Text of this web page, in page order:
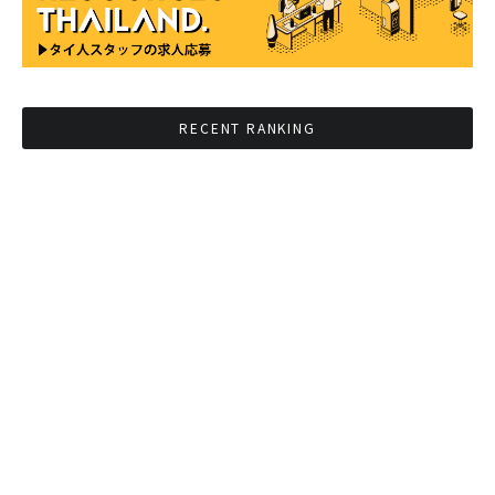
RECENT RANKING